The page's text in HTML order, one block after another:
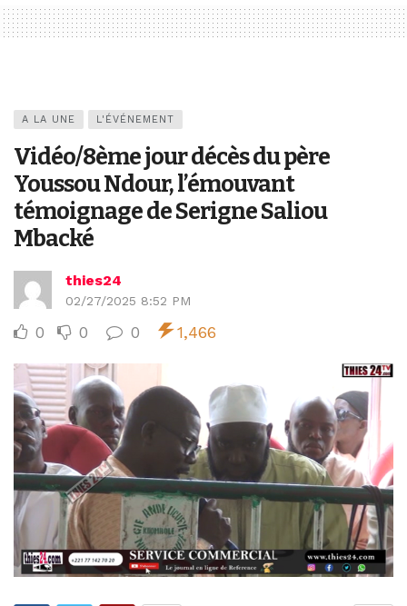
A LA UNE L'ÉVÉNEMENT
Vidéo/8ème jour décès du père
Youssou Ndour, l’émouvant
témoignage de Serigne Saliou
Mbacké
thies24
02/27/2025 8:52 PM
0 0 0 1,466